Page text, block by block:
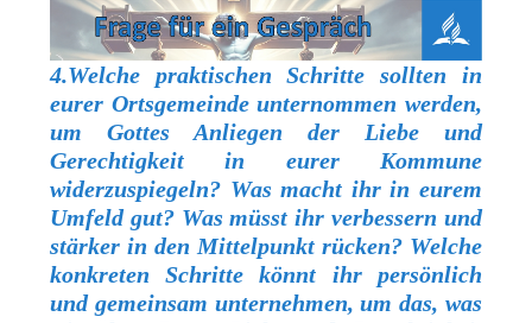
4.Welche praktischen Schritte sollten in
eurer Ortsgemeinde unternommen werden,
um Gottes Anliegen der Liebe und
Gerechtigkeit in eurer Kommune
widerzuspiegeln? Was macht ihr in eurem
Umfeld gut? Was müsst ihr verbessern und
stärker in den Mittelpunkt rücken? Welche
konkreten Schritte könnt ihr persönlich
und gemeinsam unternehmen, um das, was